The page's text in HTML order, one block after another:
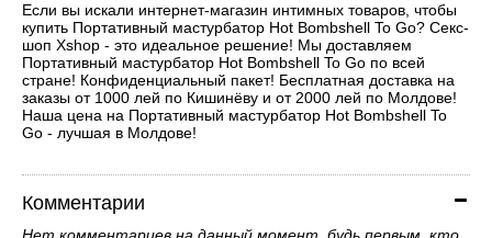
Если вы искали интернет-магазин интимных товаров, чтобы
купить Портативный мастурбатор Hot Bombshell To Go? Секс-
шоп Xshop - это идеальное решение! Мы доставляем
Портативный мастурбатор Hot Bombshell To Go по всей
стране! Конфиденциальный пакет! Бесплатная доставка на
заказы от 1000 лей по Кишинёву и от 2000 лей по Молдове!
Наша цена на Портативный мастурбатор Hot Bombshell To
Go - лучшая в Молдове!
Комментарии